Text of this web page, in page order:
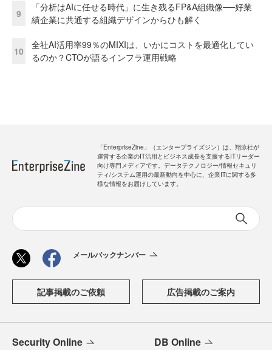
9
「分析はAIに任せる時代」に生き残るFP&A組織像──好業
績企業に共通する組織デザインからひも解く
10
全社AI活用率99％のMIXIは、いかにコストを最適化してい
るのか？CTOが語るインフラ運用戦略
「EnterpriseZine」（エンタープライズジン）は、翔泳社が
運営する企業のIT活用とビジネス成長を支援するITリーダー
向け専門メディアです。データテクノロジー/情報セキュリ
ティ/システム運用の最新動向を中心に、企業ITに関する多
様な情報をお届けしています。
メールバックナンバー
記事掲載のご依頼 広告掲載のご案内
Security Online DB Online